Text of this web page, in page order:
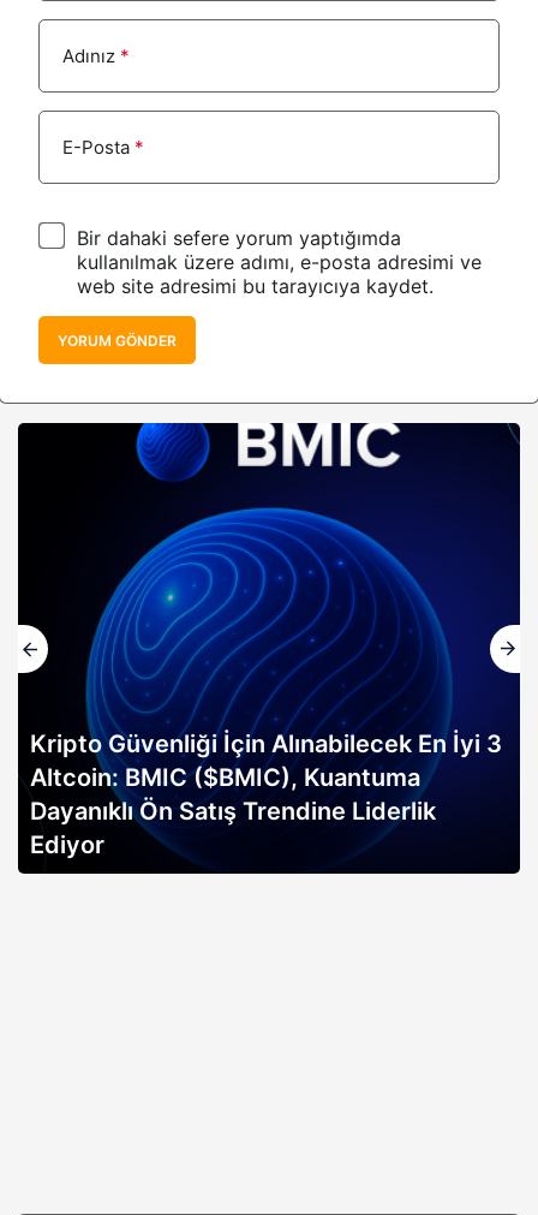
Adınız *
E-Posta *
Bir dahaki sefere yorum yaptığımda
kullanılmak üzere adımı, e-posta adresimi ve
web site adresimi bu tarayıcıya kaydet.
YORUM GÖNDER
Kripto Güvenliği İçin Alınabilecek En İyi 3
Altcoin: BMIC ($BMIC), Kuantuma
Dayanıklı Ön Satış Trendine Liderlik
Ediyor